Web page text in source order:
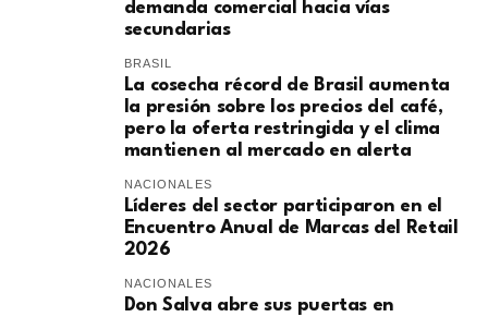
demanda comercial hacia vías
secundarias
BRASIL
La cosecha récord de Brasil aumenta
la presión sobre los precios del café,
pero la oferta restringida y el clima
mantienen al mercado en alerta
NACIONALES
Líderes del sector participaron en el
Encuentro Anual de Marcas del Retail
2026
NACIONALES
Don Salva abre sus puertas en